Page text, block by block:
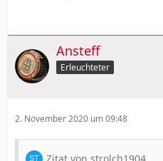
Ansteff
Erleuchteter
2. November 2020 um 09:48
Zitat von strolch1904